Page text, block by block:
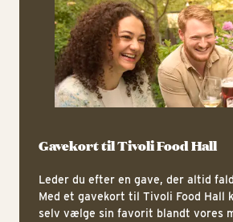
Gavekort til Tivoli Food Hall
Leder du efter en gave, der altid
Med et gavekort til Tivoli Food Hall
selv vælge sin favorit blandt vores